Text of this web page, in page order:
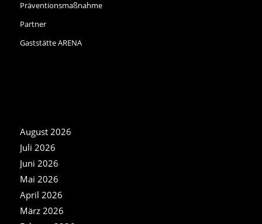
Präventionsmaßnahme
Partner
Gaststätte ARENA
August 2026
Juli 2026
Juni 2026
Mai 2026
April 2026
März 2026